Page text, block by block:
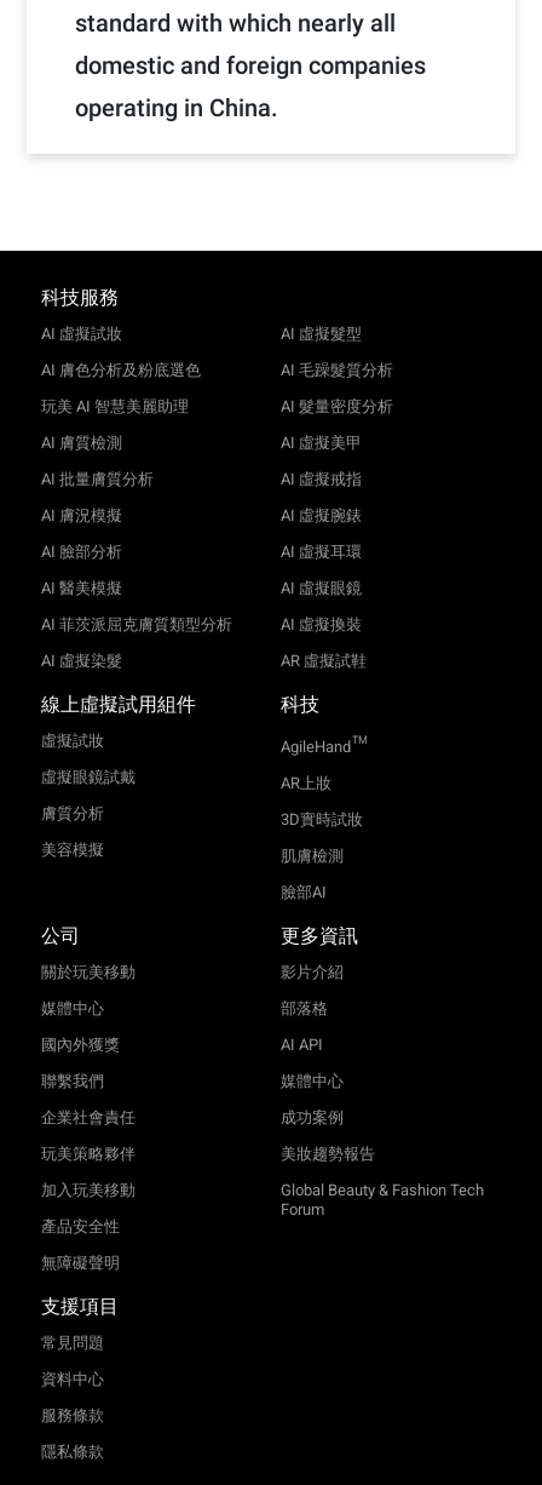
standard with which nearly all
domestic and foreign companies
operating in China.
科技服務
AI 虛擬試妝
AI 膚色分析及粉底選色
玩美 AI 智慧美麗助理
AI 膚質檢測
AI 批量膚質分析
AI 膚況模擬
AI 臉部分析
AI 醫美模擬
AI 菲茨派屈克膚質類型分析
AI 虛擬染髮
AI 虛擬髮型
AI 毛躁髮質分析
AI 髮量密度分析
AI 虛擬美甲
AI 虛擬戒指
AI 虛擬腕錶
AI 虛擬耳環
AI 虛擬眼鏡
AI 虛擬換裝
AR 虛擬試鞋
線上虛擬試用組件
虛擬試妝
虛擬眼鏡試戴
膚質分析
美容模擬
科技
AgileHandTM
AR上妝
3D實時試妝
肌膚檢測
臉部AI
公司
關於玩美移動
媒體中心
國內外獲獎
聯繫我們
企業社會責任
玩美策略夥伴
加入玩美移動
產品安全性
無障礙聲明
更多資訊
影片介紹
部落格
AI API
媒體中心
成功案例
美妝趨勢報告
Global Beauty & Fashion Tech
Forum
支援項目
常見問題
資料中心
服務條款
隱私條款